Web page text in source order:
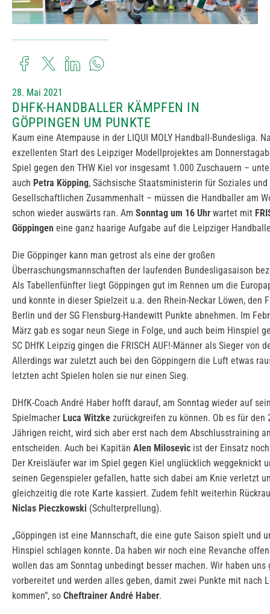
28. Mai 2021
DHFK-HANDBALLER KÄMPFEN IN
GÖPPINGEN UM PUNKTE
Kaum eine Atempause in der LIQUI MOLY Handball-Bundesliga.
exzellenten Start des Leipziger Modellprojektes am
Spiel gegen den THW Kiel vor insgesamt 1.000 Zuschauern –
auch Petra Köpping, Sächsische Staatsministerin für Soziales und
Gesellschaftlichen Zusammenhalt – müssen die Handballer am
schon wieder auswärts ran. Am Sonntag um 16 Uhr wartet mit
Göppingen eine ganz haarige Aufgabe auf die Leipziger
Die Göppinger kann man getrost als eine der großen
Überraschungsmannschaften der laufenden Bundesligasaison
Als Tabellenfünfter liegt Göppingen gut im Rennen um die
und konnte in dieser Spielzeit u.a. den Rhein-Neckar Löwen, den
Berlin und der SG Flensburg-Handewitt Punkte abnehmen. Im
März gab es sogar neun Siege in Folge, und auch beim Hinspiel
SC DHfK Leipzig gingen die FRISCH AUF!-Männer als Sieger von
Allerdings war zuletzt auch bei den Göppingern die Luft etwas
letzten acht Spielen holen sie nur einen Sieg.
DHfK-Coach André Haber hofft darauf, am Sonntag wieder auf
Spielmacher Luca Witzke zurückgreifen zu können. Ob es für den
Jährigen reicht, wird sich aber erst nach dem Abschlusstraining
entscheiden. Auch bei Kapitän Alen Milosevic ist der Einsatz
Der Kreisläufer war im Spiel gegen Kiel unglücklich weggeknickt
seinen Gegenspieler gefallen, hatte sich dabei am Knie verletzt
gleichzeitig die rote Karte kassiert. Zudem fehlt weiterhin
Niclas Pieczkowski (Schulterprellung).
„Göppingen ist eine Mannschaft, die eine gute Saison spielt und
Hinspiel schlagen konnte. Da haben wir noch eine Revanche
wollen das am Sonntag unbedingt besser machen. Wir haben uns
vorbereitet und werden alles geben, damit zwei Punkte mit nach
kommen“, so Cheftrainer André Haber.